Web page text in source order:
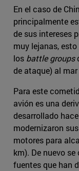
En el caso de
principalmente
de sus intereses
muy lejanas,
los battle groups
de ataque) al
Para este
avión es una
desarrollado
modernizaron
motores para
km). De nuevo
fuentes que han